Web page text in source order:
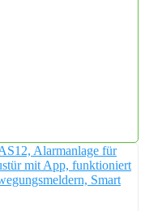
Alarmanlage für
mit App, funktioniert
Smart